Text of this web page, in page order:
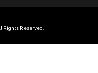
Rights Reserved.